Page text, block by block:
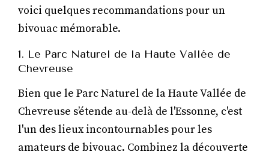
voici quelques recommandations pour un
bivouac mémorable.
1. Le Parc Naturel de la Haute Vallée de
Chevreuse
Bien que le Parc Naturel de la Haute Vallée de
Chevreuse s’étende au-delà de l'Essonne, c'est
l'un des lieux incontournables pour les
amateurs de bivouac. Combinez la découverte